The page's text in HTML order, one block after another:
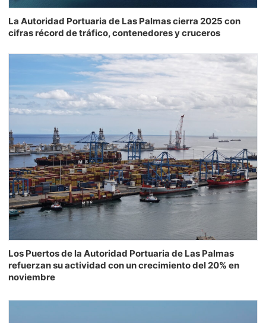
La Autoridad Portuaria de Las Palmas cierra 2025 con
cifras récord de tráfico, contenedores y cruceros
Los Puertos de la Autoridad Portuaria de Las Palmas
refuerzan su actividad con un crecimiento del 20% en
noviembre